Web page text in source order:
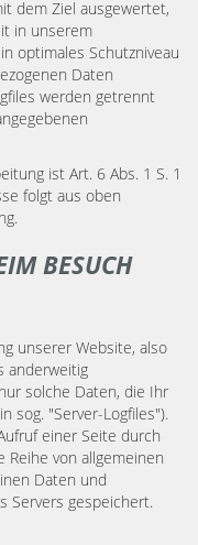
dem Ziel ausgewertet,
in unserem
optimales Schutzniveau
Daten
werden getrennt
ist Art. 6 Abs. 1 S. 1
folgt aus oben
BESUCH
unserer Website, also
anderweitig
solche Daten, die Ihr
sog. "Server-Logfiles").
einer Seite durch
von allgemeinen
Daten und
Servers gespeichert.